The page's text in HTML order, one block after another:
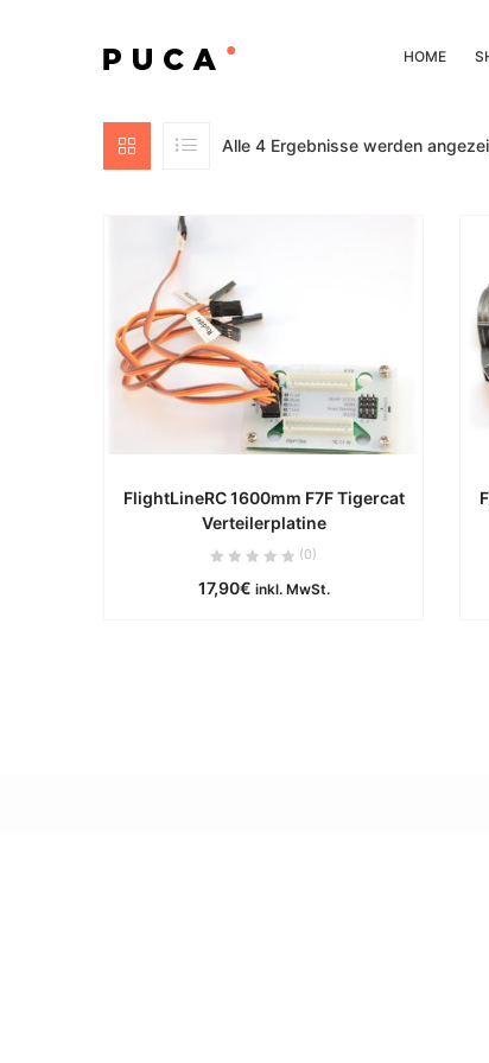
HOME
Alle 4 Ergebnisse werden
FlightLineRC 1600mm F7F Tigercat
Verteilerplatine
(0)
17,90€ inkl. MwSt.
ca. 0 Werktage
IN DEN WARENKORB